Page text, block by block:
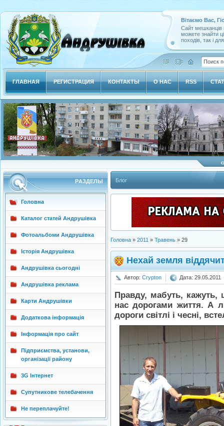
Вітаємо Вас,
Сайт мешканців
можете знайти
походів, так і
ГЛАВНАЯ РЕГИСТРАЦИЯ КОНТАКТЫ О НАС RSS
РAЗДЕЛЫ
Головна
Каталог статей Андрушівка
Фотоальбоми Андрушівка
Історія Андрушівка
Андрушівка сьогодні
Андрушівка реклама
Карти Андрушівки
Додаткова інформація
Інформація про сайт
Підприємства, установи,
організації району
3G Інтернет
Супутникове телебачення
Не переплачуйте!
Блог
Головна » 2011 » Травень » 29
Нехай земля
Автор: Crypton Дата: 29.05.2011
Правду, мабуть, кажуть,
нас дорогами життя. А
дороги світлі і чесні,